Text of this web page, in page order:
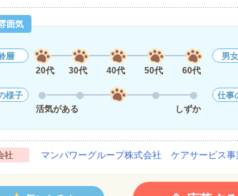
囲気
層
20代
30代 40代 50代 60代
男
様子
活気がある
しずか
仕事
社 マンパワーグループ株式会社 ケアサービス